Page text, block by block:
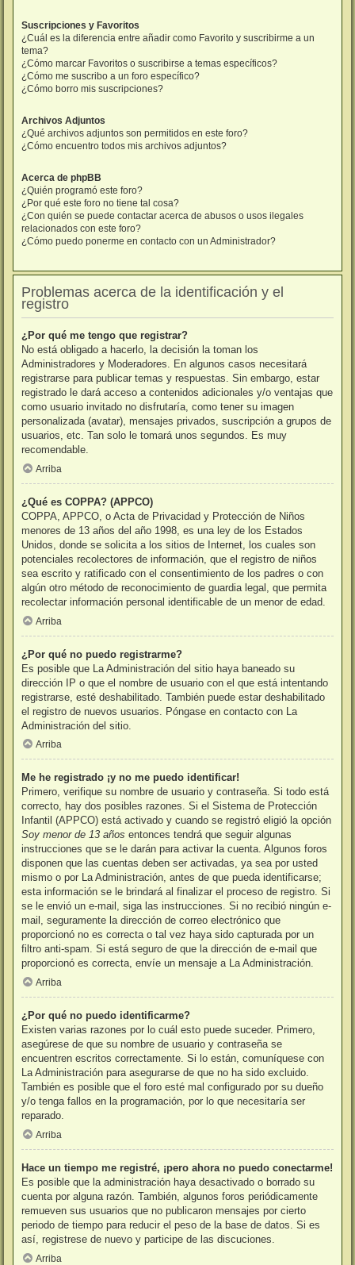
Suscripciones y Favoritos
¿Cuál es la diferencia entre añadir como Favorito y suscribirme a un
tema?
¿Cómo marcar Favoritos o suscribirse a temas específicos?
¿Cómo me suscribo a un foro específico?
¿Cómo borro mis suscripciones?
Archivos Adjuntos
¿Qué archivos adjuntos son permitidos en este foro?
¿Cómo encuentro todos mis archivos adjuntos?
Acerca de phpBB
¿Quién programó este foro?
¿Por qué este foro no tiene tal cosa?
¿Con quién se puede contactar acerca de abusos o usos ilegales
relacionados con este foro?
¿Cómo puedo ponerme en contacto con un Administrador?
Problemas acerca de la identificación y el
registro
¿Por qué me tengo que registrar?
No está obligado a hacerlo, la decisión la toman los
Administradores y Moderadores. En algunos casos necesitará
registrarse para publicar temas y respuestas. Sin embargo, estar
registrado le dará acceso a contenidos adicionales y/o ventajas que
como usuario invitado no disfrutaría, como tener su imagen
personalizada (avatar), mensajes privados, suscripción a grupos de
usuarios, etc. Tan solo le tomará unos segundos. Es muy
recomendable.
Arriba
¿Qué es COPPA? (APPCO)
COPPA, APPCO, o Acta de Privacidad y Protección de Niños
menores de 13 años del año 1998, es una ley de los Estados
Unidos, donde se solicita a los sitios de Internet, los cuales son
potenciales recolectores de información, que el registro de niños
sea escrito y ratificado con el consentimiento de los padres o con
algún otro método de reconocimiento de guardia legal, que permita
recolectar información personal identificable de un menor de edad.
Arriba
¿Por qué no puedo registrarme?
Es posible que La Administración del sitio haya baneado su
dirección IP o que el nombre de usuario con el que está intentando
registrarse, esté deshabilitado. También puede estar deshabilitado
el registro de nuevos usuarios. Póngase en contacto con La
Administración del sitio.
Arriba
Me he registrado ¡y no me puedo identificar!
Primero, verifique su nombre de usuario y contraseña. Si todo está
correcto, hay dos posibles razones. Si el Sistema de Protección
Infantil (APPCO) está activado y cuando se registró eligió la opción
Soy menor de 13 años entonces tendrá que seguir algunas
instrucciones que se le darán para activar la cuenta. Algunos foros
disponen que las cuentas deben ser activadas, ya sea por usted
mismo o por La Administración, antes de que pueda identificarse;
esta información se le brindará al finalizar el proceso de registro. Si
se le envió un e-mail, siga las instrucciones. Si no recibió ningún e-
mail, seguramente la dirección de correo electrónico que
proporcionó no es correcta o tal vez haya sido capturada por un
filtro anti-spam. Si está seguro de que la dirección de e-mail que
proporcionó es correcta, envíe un mensaje a La Administración.
Arriba
¿Por qué no puedo identificarme?
Existen varias razones por lo cuál esto puede suceder. Primero,
asegúrese de que su nombre de usuario y contraseña se
encuentren escritos correctamente. Si lo están, comuníquese con
La Administración para asegurarse de que no ha sido excluido.
También es posible que el foro esté mal configurado por su dueño
y/o tenga fallos en la programación, por lo que necesitaría ser
reparado.
Arriba
Hace un tiempo me registré, ¡pero ahora no puedo conectarme!
Es posible que la administración haya desactivado o borrado su
cuenta por alguna razón. También, algunos foros periódicamente
remueven sus usuarios que no publicaron mensajes por cierto
periodo de tiempo para reducir el peso de la base de datos. Si es
así, registrese de nuevo y participe de las discuciones.
Arriba